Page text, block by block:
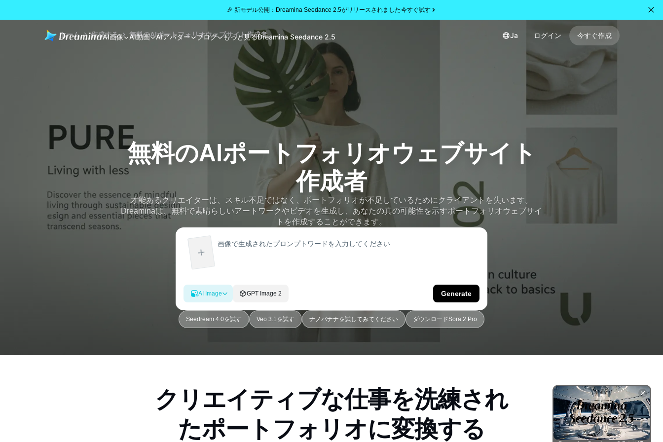
🎉 新モデル公開：Dreamina Seedance 2.5がリリースされました今すぐ試す
AI画像 AI動画 AIアバター ブログ もっと見るDreamina Seedance 2.5 Ja ログイン 今すぐ作成
ホーム 作成する 無料のAIポートフォリオウェブサイト作成者
無料のAIポートフォリオウェブサイト
作成者
才能あるクリエイターは、スキル不足ではなく、ポートフォリオが不足しているためにクライアントを失います。
Dreaminaは、無料で素晴らしいアートワークやビデオを生成し、あなたの真の可能性を示すポートフォリオウェブサイ
トを作成することができます。
AI Image GPT Image 2 Generate
Seedream 4.0を試す Veo 3.1を試す ナノバナナを試してみてください ダウンロードSora 2 Pro
クリエイティブな仕事を洗練され
たポートフォリオに変換する